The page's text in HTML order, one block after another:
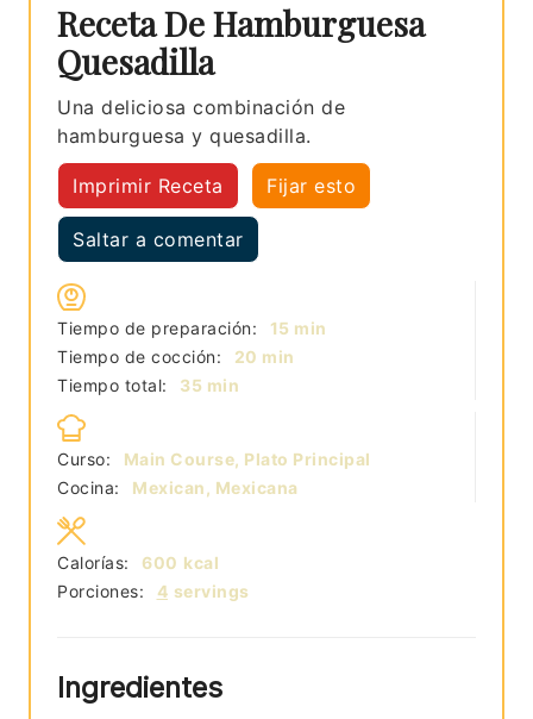
Receta De Hamburguesa
Quesadilla
Una deliciosa combinación de
hamburguesa y quesadilla.
Imprimir Receta Fijar esto
Saltar a comentar
Tiempo de preparación: 15 minutos
min
Tiempo de cocción:
20 minutos
min
Tiempo total:
35 minutos
min
Curso:
Main Course, Plato Principal
Cocina:
Mexican, Mexicana
Porciones: 4 servings
Calorías: 600 kcal
Ingredientes